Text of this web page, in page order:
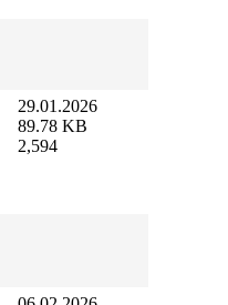
29.01.2026
89.78 KB
2,594